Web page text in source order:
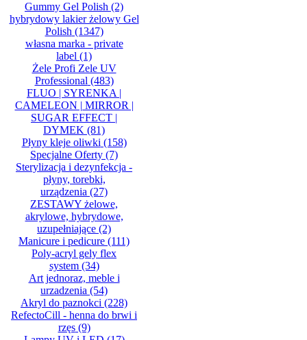
Gummy Gel Polish (2)
hybrydowy lakier żelowy Gel
Polish (1347)
własna marka - private
label (1)
Żele Profi Zele UV
Professional (483)
FLUO | SYRENKA |
CAMELEON | MIRROR |
SUGAR EFFECT |
DYMEK (81)
Płyny kleje oliwki (158)
Specjalne Oferty (7)
Sterylizacja i dezynfekcja -
płyny, torebki,
urządzenia (27)
ZESTAWY żelowe,
akrylowe, hybrydowe,
uzupełniające (2)
Manicure i pedicure (111)
Poly-acryl gely flex
system(34)
Art jednoraz, meble i
urzadzenia (54)
Akryl do paznokci (228)
RefectoCill - henna do brwi i
rzęs(9)